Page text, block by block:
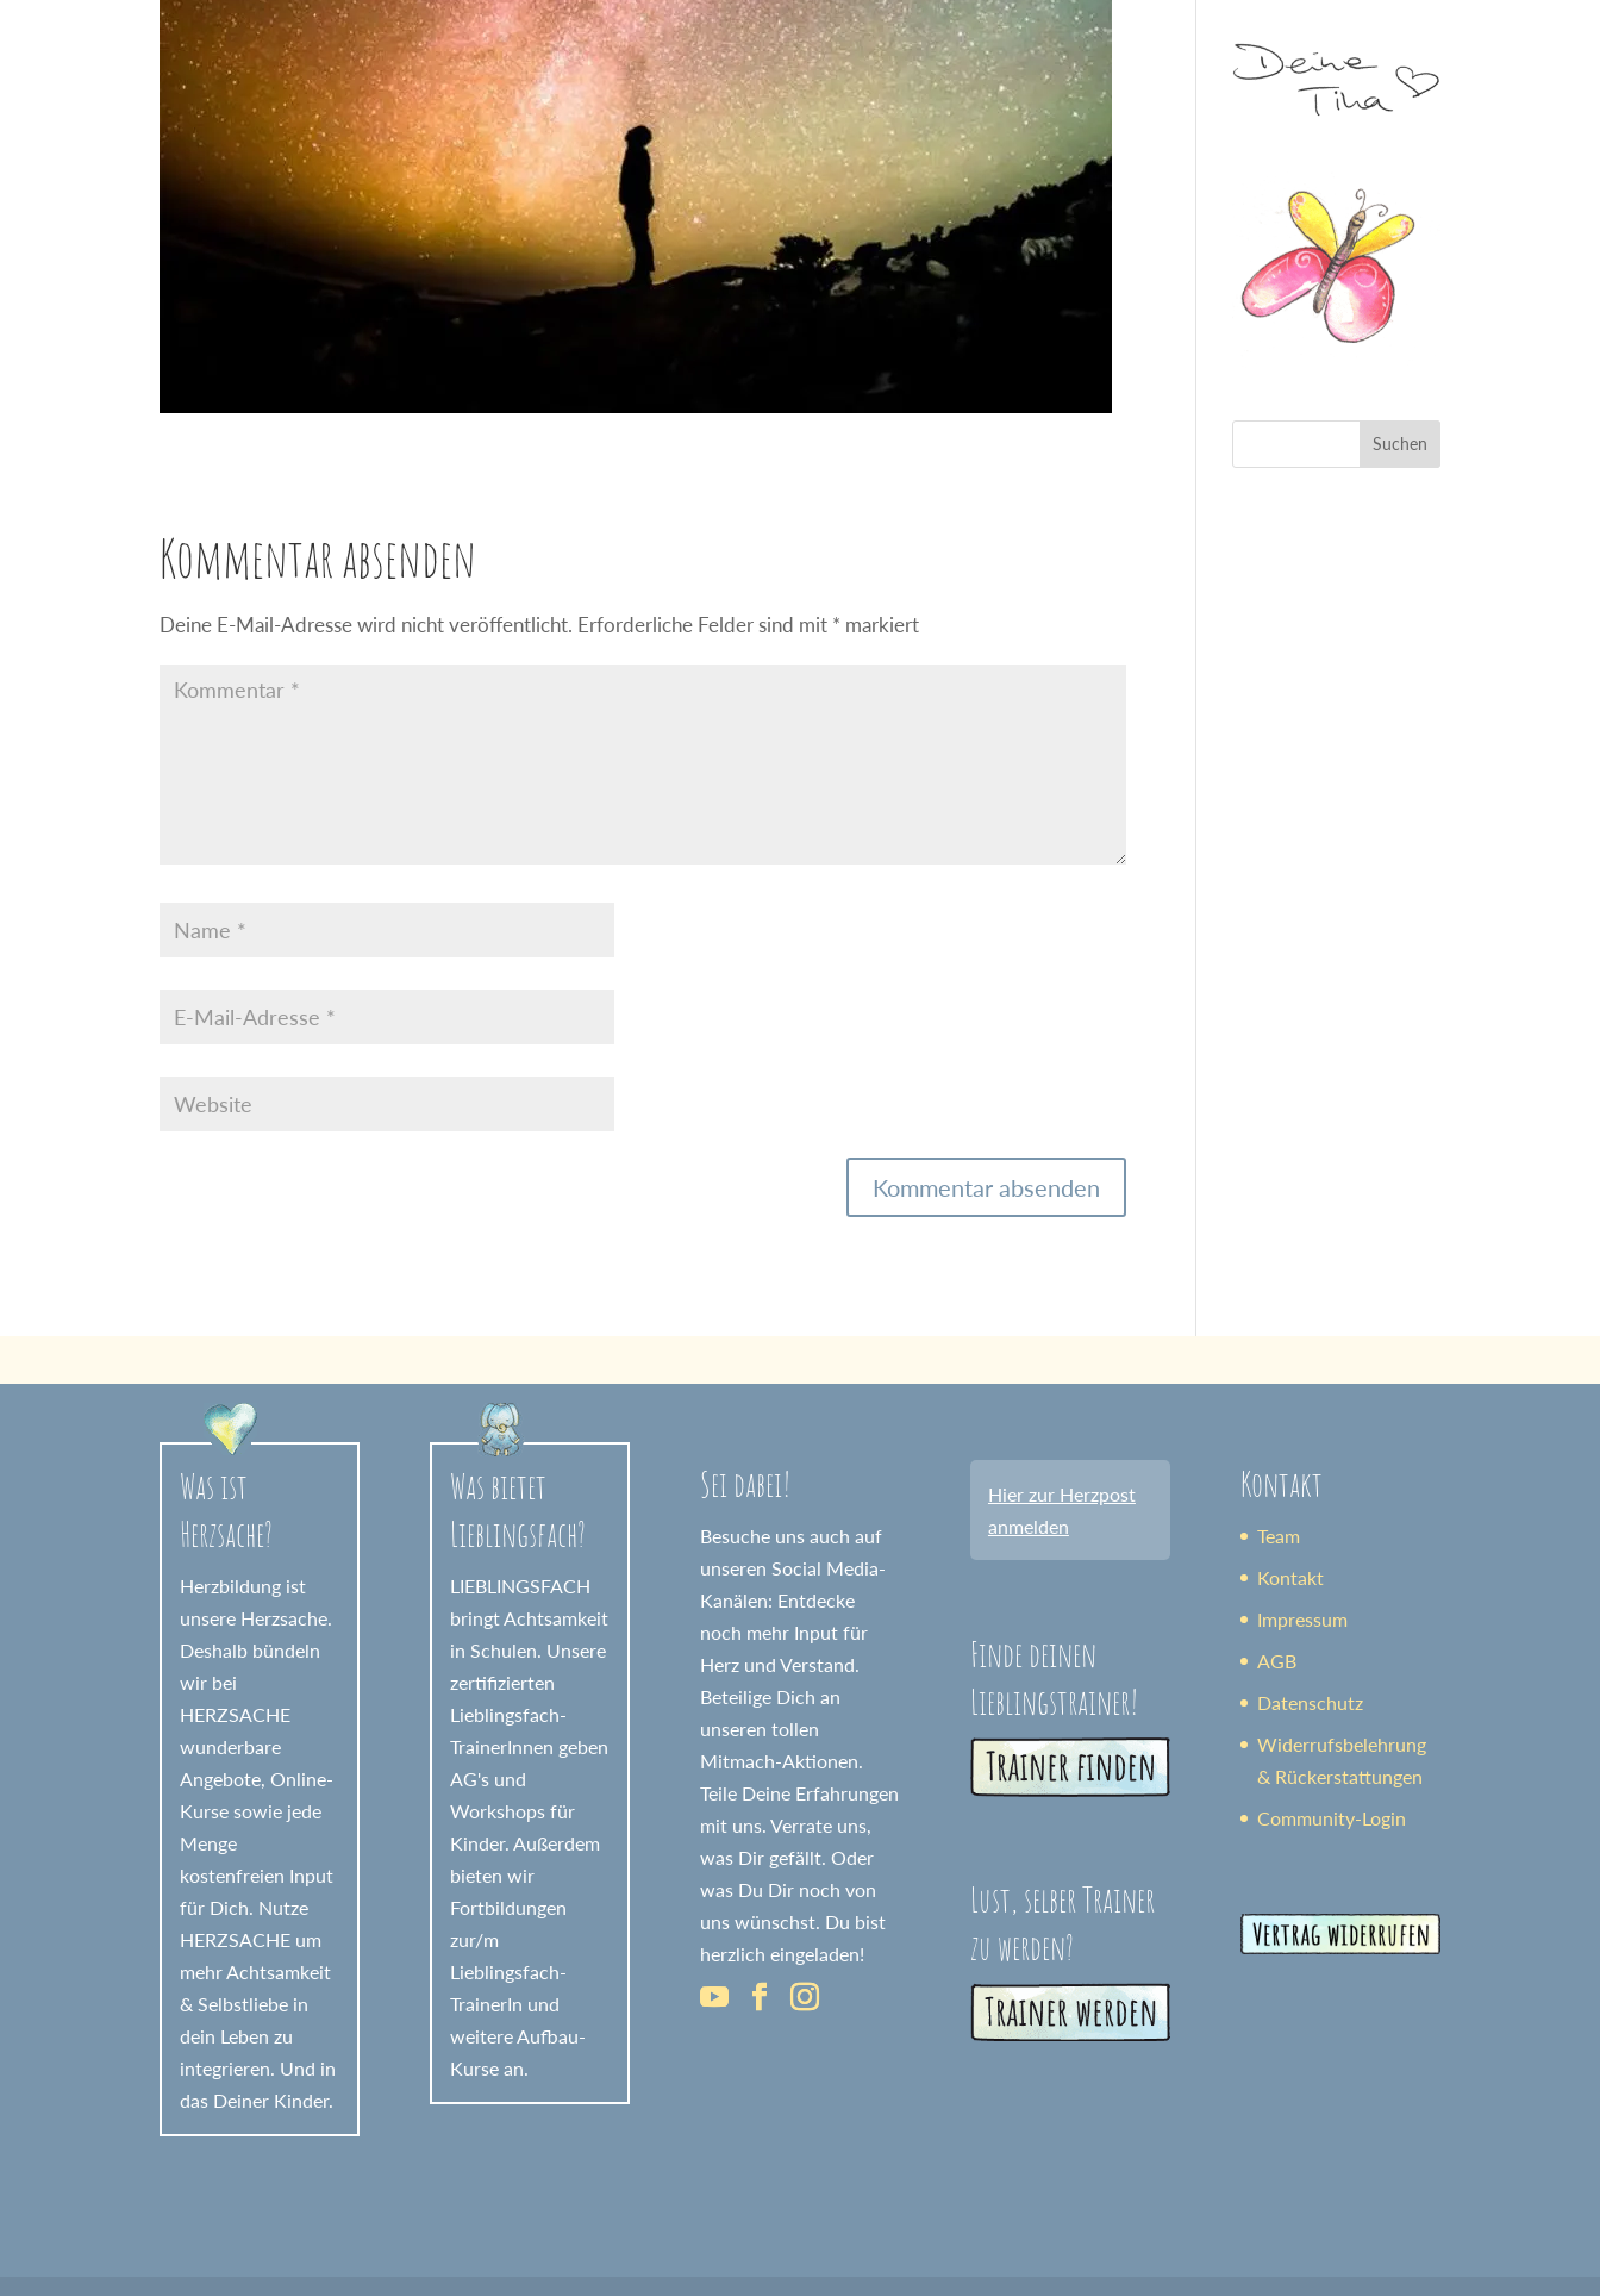
Kommentar absenden
Deine E-Mail-Adresse wird nicht veröffentlicht. Erforderliche Felder sind mit * markiert
r
Was ist
Herzsache?
Herzbildung ist
unsere Herzsache.
Deshalb bündeln
wir bei
HERZSACHE
wunderbare
Angebote, Online-
Kurse sowie jede
Menge
kostenfreien Input
für Dich. Nutze
HERZSACHE um
mehr Achtsamkeit
& Selbstliebe in
dein Leben zu
integrieren. Und in
das Deiner Kinder.
Was bietet
Lieblingsfach?
LIEBLINGSFACH
bringt Achtsamkeit
in Schulen. Unsere
zertifizierten
Lieblingsfach-
TrainerInnen geben
AG's und
Workshops für
Kinder. Außerdem
bieten wir
Fortbildungen
zur/m
Lieblingsfach-
TrainerIn und
weitere Aufbau-
Kurse an.
Sei dabei!
Besuche uns auch auf
unseren Social Media-
Kanälen: Entdecke
noch mehr Input für
Herz und Verstand.
Beteilige Dich an
unseren tollen
Mitmach-Aktionen.
Teile Deine Erfahrungen
mit uns. Verrate uns,
was Dir gefällt. Oder
was Du Dir noch von
uns wünschst. Du bist
herzlich eingeladen!
Hier zur Herzpost
anmelden
Finde deinen
Lieblingstrainer!
Lust, selber Trainer
zu werden?
Kontakt
Team
Kontakt
Impressum
AGB
Datenschutz
Widerrufsbelehrung
& Rückerstattungen
Community-Login